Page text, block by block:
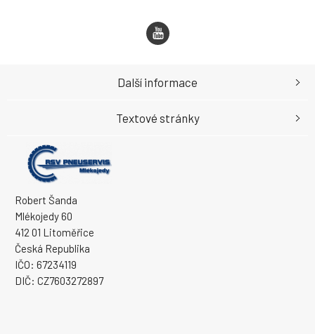
Robert Šanda
Mlékojedy 60
412 01 Litoměřice
Česká Republika
IČO: 67234119
DIČ: CZ7603272897
Další informace
Textové stránky